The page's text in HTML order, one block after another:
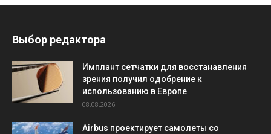
Выбор редактора
Имплант сетчатки для восстанавления
зрения получил одобрение к
использованию в Европе
08.08.2026
Airbus проектирует самолеты со